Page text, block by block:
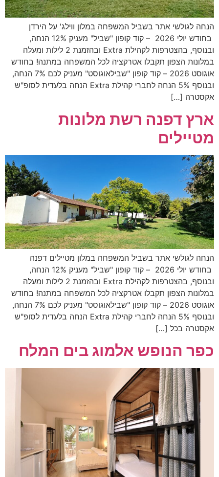
הנחה לגולשי אתר בשביל המשפחה במלון ווילג' על הירדן
בחודש יולי 2026 – קוד קופון "שביל" מעניק 12% הנחה,
ובנוסף, בהצטרפות לקהילת Extra ובהזמנת 2 לילות ומעלה
במלונות הצפון תקבלו אטרקציה לכל המשפחה במתנה! בחודש
אוגוסט 2026 – קוד קופון "שבילאוגוסט" מעניק לכם 7% הנחה,
ובנוסף 5% הנחה לחברי קהילת Extra הנחה בלעדית לסופ"ש
אקסטרה […]
ארץ דפנה רשת מלונות
מטיילים
הנחה לגולשי אתר בשביל המשפחה במלון מטיילים דפנה
בחודש יולי 2026 – קוד קופון "שביל" מעניק 12% הנחה,
ובנוסף, בהצטרפות לקהילת Extra ובהזמנת 2 לילות ומעלה
במלונות הצפון תקבלו אטרקציה לכל המשפחה במתנה! בחודש
אוגוסט 2026 – קוד קופון "שבילאוגוסט" מעניק לכם 7% הנחה,
ובנוסף 5% הנחה לחברי קהילת Extra הנחה בלעדית לסופ"ש
אקסטרה בכל […]
כפר הנופש אלמוג בים המלח